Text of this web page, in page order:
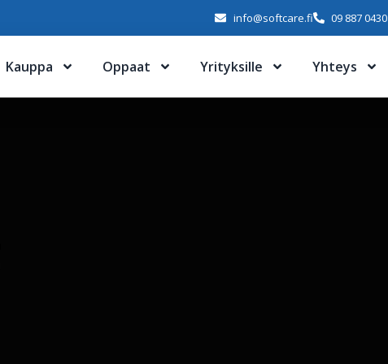
info@softcare.fi 09 887 0430
Kauppa Oppaat Yrityksille Yhteys